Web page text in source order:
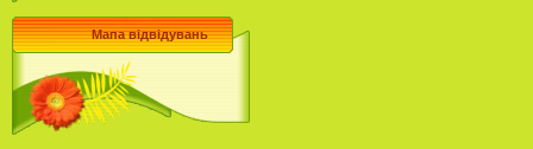
Мапа відвідувань